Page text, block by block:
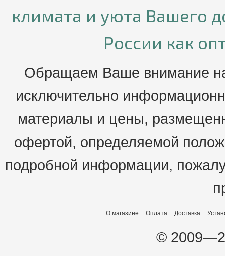
климата и уюта Вашего
России как
Обращаем Ваше внимание на
исключительно
материалы и цены,
офертой, определяемой
подробной информации,
О магазине Оплата Доставка
©